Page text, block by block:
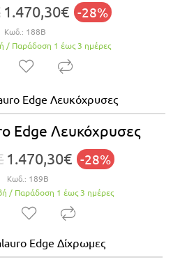
1.470,30€ -28%
Κωδ.: 188Β
/ Παράδoση 1 έως 3 ημέρες
Edge Λευκόχρυσες
1.470,30€ -28%
Κωδ.: 189Β
/ Παράδoση 1 έως 3 ημέρες